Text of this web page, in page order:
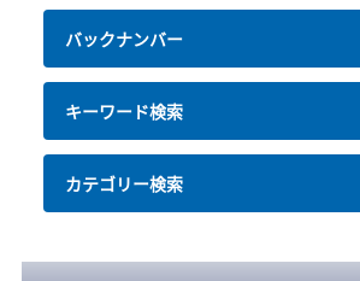
バックナンバー
キーワード検索
カテゴリー検索